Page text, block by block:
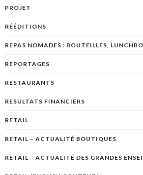
PROJET
RÉÉDITIONS
REPAS NOMADES : BOUTEILLES,
REPORTAGES
RESTAURANTS
RESULTATS FINANCIERS
RETAIL
RETAIL – ACTUALITÉ BOUTIQUES
RETAIL – ACTUALITÉ DES GRANDES